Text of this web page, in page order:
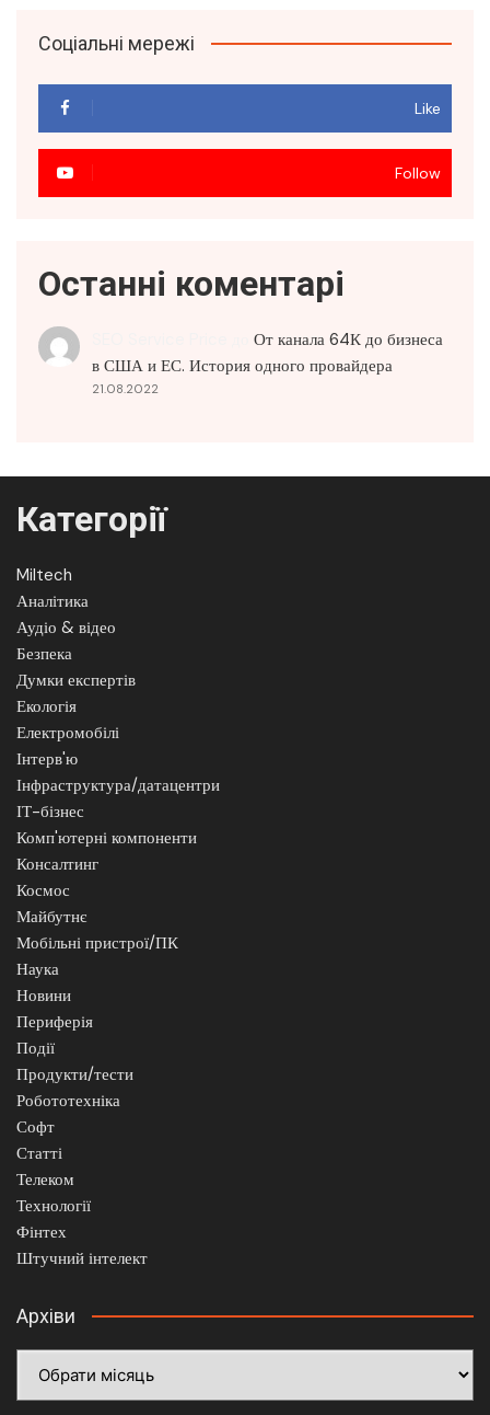
Соціальні мережі
Like
Follow
Останні коментарі
От канала 64К до бизнеса
в США и ЕС. История одного провайдера
21.08.2022
Категорії
Miltech
Аналітика
Аудіо & відео
Безпека
Думки експертів
Екологія
Електромобілі
Інтерв'ю
Інфраструктура/датацентри
ІТ-бізнес
Комп'ютерні компоненти
Консалтинг
Космос
Майбутнє
Мобільні пристрої/ПК
Наука
Новини
Периферія
Події
Продукти/тести
Робототехніка
Софт
Статті
Телеком
Технології
Фінтех
Штучний інтелект
Архіви